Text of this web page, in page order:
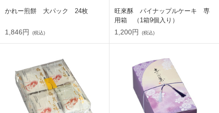
かれー煎餅 大パック 24枚
1,846円 (税込)
旺來酥 パイナップルケーキ 専
用箱 （1箱9個入り）
1,200円 (税込)